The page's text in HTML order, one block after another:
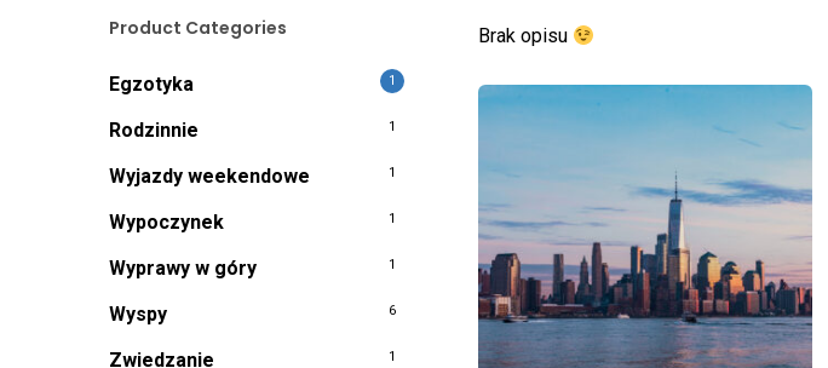
Product Categories
Egzotyka 1
Rodzinnie 1
Wyjazdy weekendowe 1
Wypoczynek 1
Wyprawy w góry 1
Wyspy 6
Zwiedzanie 1
Brak opisu